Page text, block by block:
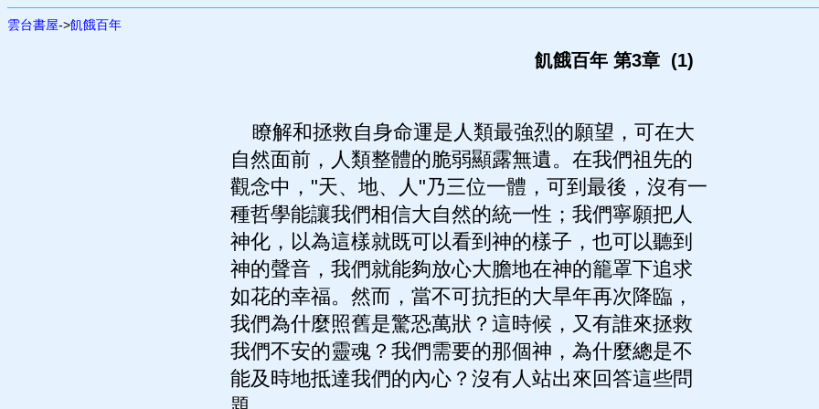
雲台書屋->飢餓百年
飢餓百年 第3章 (1)
瞭解和拯救自身命運是人類最強烈的願望，可在大
自然面前，人類整體的脆弱顯露無遺。在我們祖先的
觀念中，"天、地、人"乃三位一體，可到最後，沒有一
種哲學能讓我們相信大自然的統一性；我們寧願把人
神化，以為這樣就既可以看到神的樣子，也可以聽到
神的聲音，我們就能夠放心大膽地在神的籠罩下追求
如花的幸福。然而，當不可抗拒的大旱年再次降臨，
我們為什麼照舊是驚恐萬狀？這時候，又有誰來拯救
我們不安的靈魂？我們需要的那個神，為什麼總是不
能及時地抵達我們的內心？沒有人站出來回答這些問